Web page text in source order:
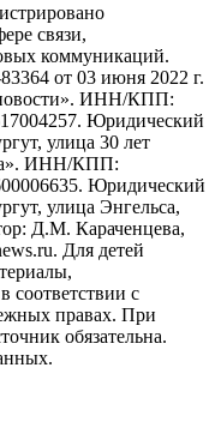
связи,
коммуникаций.
от 03 июня 2022 г.
ИНН/КПП:
Юридический
улица 30 лет
ИНН/КПП:
Юридический
улица Энгельса,
Д.М. Караченцева,
Для детей
соответствии с
правах. При
обязательна.